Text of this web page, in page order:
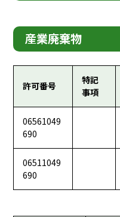
産業廃棄物
許可番号
特記
事項
06561049
690
06511049
690